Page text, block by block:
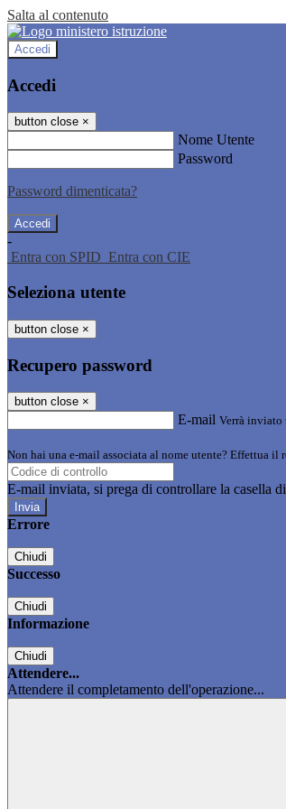
Salta al contenuto
Accedi
Accedi
button close ×
Nome Utente
Password
Password dimenticata?
-
Entra con SPID Entra con CIE
Seleziona utente
button close ×
Recupero password
button close ×
E-mail Verrà inviato
Non hai una e-mail associata al nome utente? Effettua il
E-mail inviata, si prega di controllare la casella
Errore
Chiudi
Successo
Chiudi
Informazione
Chiudi
Attendere...
Attendere il completamento dell'operazione...